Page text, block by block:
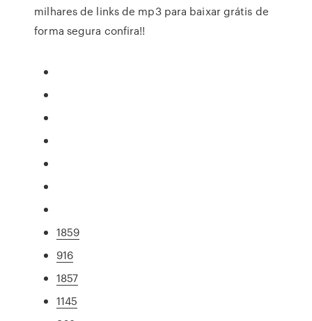
milhares de links de mp3 para baixar grátis de
forma segura confira!!
1859
916
1857
1145